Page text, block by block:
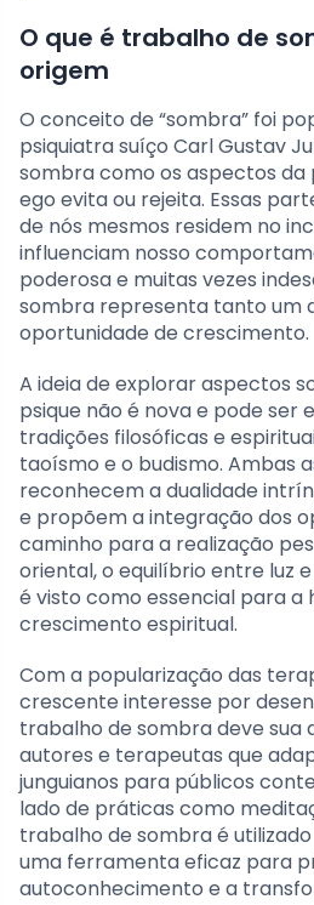
O que é trabalho de
origem
O conceito de “sombra” foi
psiquiatra suíço Carl Gustav
sombra como os aspectos da
ego evita ou rejeita. Essas
de nós mesmos residem no
influenciam nosso
poderosa e muitas vezes
sombra representa tanto um
oportunidade de crescimento.
A ideia de explorar aspectos
psique não é nova e pode ser
tradições filosóficas e
taoísmo e o budismo. Ambas
reconhecem a dualidade
e propõem a integração dos
caminho para a realização
oriental, o equilíbrio entre luz
é visto como essencial para a
crescimento espiritual.
Com a popularização das
crescente interesse por
trabalho de sombra deve sua
autores e terapeutas que
junguianos para públicos
lado de práticas como
trabalho de sombra é
uma ferramenta eficaz para
autoconhecimento e a